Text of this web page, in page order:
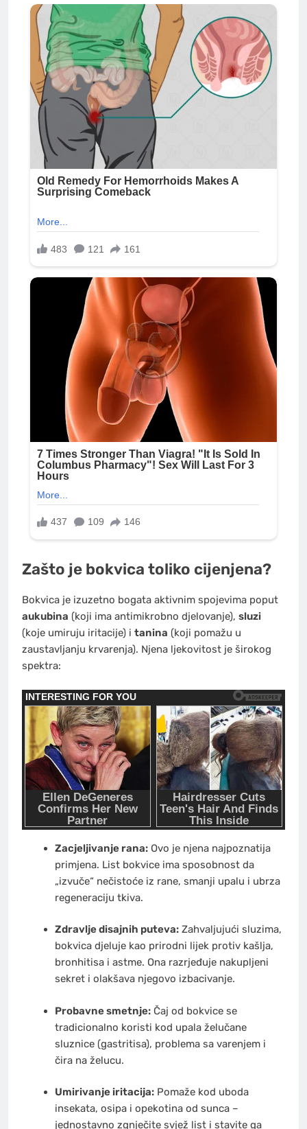
Zašto je bokvica toliko cijenjena?
Bokvica je izuzetno bogata aktivnim spojevima poput
aukubina (koji ima antimikrobno djelovanje), sluzi
(koje umiruju iritacije) i tanina (koji pomažu u
zaustavljanju krvarenja). Njena ljekovitost je širokog
spektra:
Zacjeljivanje rana:Ovo je njena najpoznatija
primjena. List bokvice ima sposobnost da
„izvuče“ nečistoće iz rane, smanji upalu i ubrza
regeneraciju tkiva.
Zdravlje disajnih puteva:Zahvaljujući sluzima,
bokvica djeluje kao prirodni lijek protiv kašlja,
bronhitisa i astme. Ona razrjeđuje nakupljeni
sekret i olakšava njegovo izbacivanje.
Probavne smetnje:Čaj od bokvice se
tradicionalno koristi kod upala želučane
sluznice (gastritisa), problema sa varenjem i
čira na želucu.
Umirivanje iritacija:Pomaže kod uboda
insekata, osipa i opekotina od sunca –
jednostavno zgnječite svjež list i stavite ga